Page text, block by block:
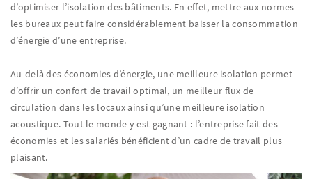
d’optimiser l’isolation des bâtiments. En effet, mettre aux normes
les bureaux peut faire considérablement baisser la consommation
d’énergie d’une entreprise.
Au-delà des économies d’énergie, une meilleure isolation permet
d’offrir un confort de travail optimal, un meilleur flux de
circulation dans les locaux ainsi qu’une meilleure isolation
acoustique. Tout le monde y est gagnant : l’entreprise fait des
économies et les salariés bénéficient d’un cadre de travail plus
plaisant.